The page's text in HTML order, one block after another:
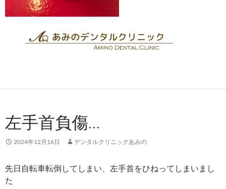
左手首負傷…
2024年12月16日 デンタルクリニックあみの
先日自転車転倒してしまい、左手首をひねってしまいまし
た